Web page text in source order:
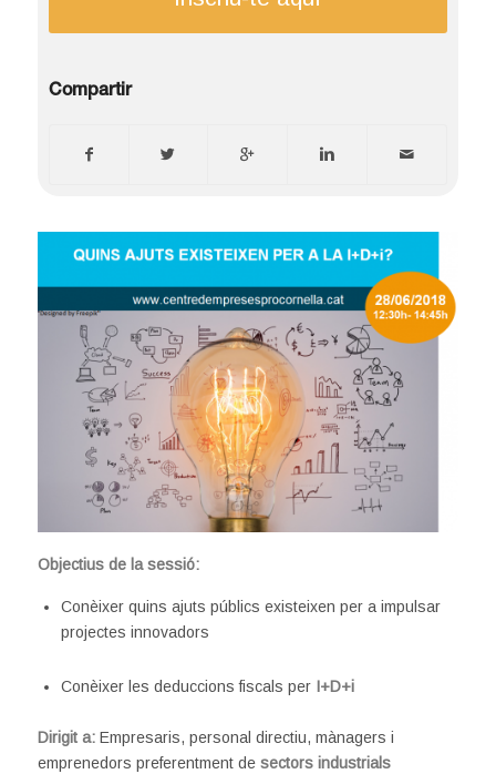
Compartir
Objectius de la sessió:
Conèixer quins ajuts públics existeixen per a impulsar
projectes innovadors
Conèixer les deduccions fiscals per I+D+i
Dirigit a: Empresaris, personal directiu, mànagers i
emprenedors preferentment de sectors industrials